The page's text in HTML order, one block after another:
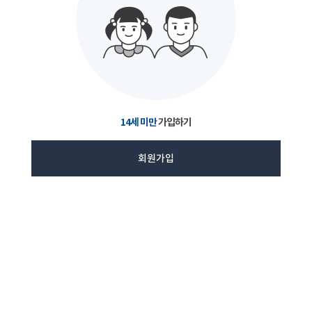
14세 미만가입하기
회원가입